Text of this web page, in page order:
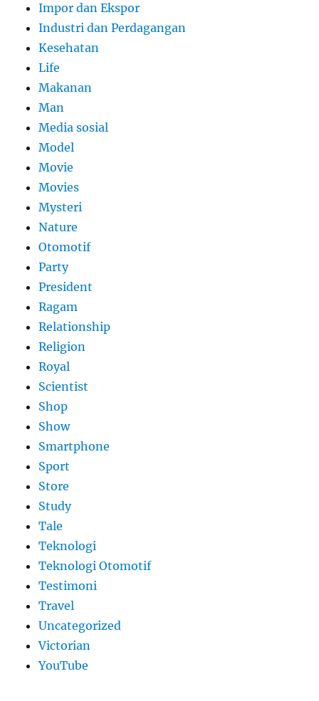
Impor dan Ekspor
Industri dan Perdagangan
Kesehatan
Life
Makanan
Man
Media sosial
Model
Movie
Movies
Mysteri
Nature
Otomotif
Party
President
Ragam
Relationship
Religion
Royal
Scientist
Shop
Show
Smartphone
Sport
Store
Study
Tale
Teknologi
Teknologi Otomotif
Testimoni
Travel
Uncategorized
Victorian
YouTube